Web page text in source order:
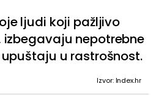
ljudi koji pažljivo
nepotrebne
u rastrošnost.
Izvor: Index.hr